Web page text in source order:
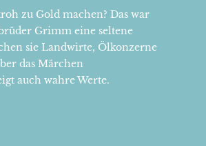
zu Gold machen? Das war
Grimm eine seltene
sie Landwirte, Ölkonzerne
das Märchen
auch wahre Werte.